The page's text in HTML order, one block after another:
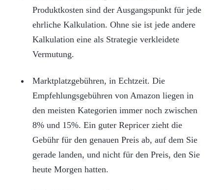
Produktkosten sind der Ausgangspunkt für jede
ehrliche Kalkulation. Ohne sie ist jede andere
Kalkulation eine als Strategie verkleidete
Vermutung.
Marktplatzgebühren, in Echtzeit. Die
Empfehlungsgebühren von Amazon liegen in
den meisten Kategorien immer noch zwischen
8% und 15%. Ein guter Repricer zieht die
Gebühr für den genauen Preis ab, auf dem Sie
gerade landen, und nicht für den Preis, den Sie
heute Morgen hatten.